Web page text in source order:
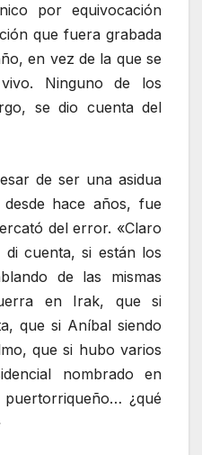
por equivocación
que fuera grabada
en vez de la que se
Ninguno de los
se dio cuenta del
de ser una asidua
hace años, fue
del error. «Claro
cuenta, si están los
de las mismas
en Irak, que si
que si Aníbal siendo
que si hubo varios
nombrado en
¿qué